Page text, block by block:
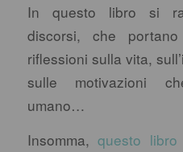
In questo libro si
discorsi, che
riflessioni sulla vita,
sulle motivazioni
umano…
Insomma,questo libro